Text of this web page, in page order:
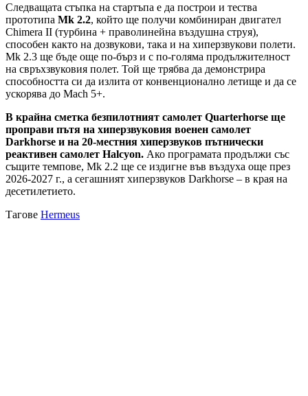
Следващата стъпка на стартъпа е да построи и тества
прототипа Mk 2.2, който ще получи комбиниран двигател
Chimera II (турбина + праволинейна въздушна струя),
способен както на дозвукови, така и на хиперзвукови полети.
Mk 2.3 ще бъде още по-бърз и с по-голяма продължителност
на свръхзвуковия полет. Той ще трябва да демонстрира
способността си да излита от конвенционално летище и да се
ускорява до Mach 5+.
В крайна сметка безпилотният самолет Quarterhorse ще
проправи пътя на хиперзвуковия военен самолет
Darkhorse и на 20-местния хиперзвуков пътнически
реактивен самолет Halcyon. Ако програмата продължи със
същите темпове, Mk 2.2 ще се издигне във въздуха още през
2026-2027 г., а сегашният хиперзвуков Darkhorse – в края на
десетилетието.
Тагове Hermeus